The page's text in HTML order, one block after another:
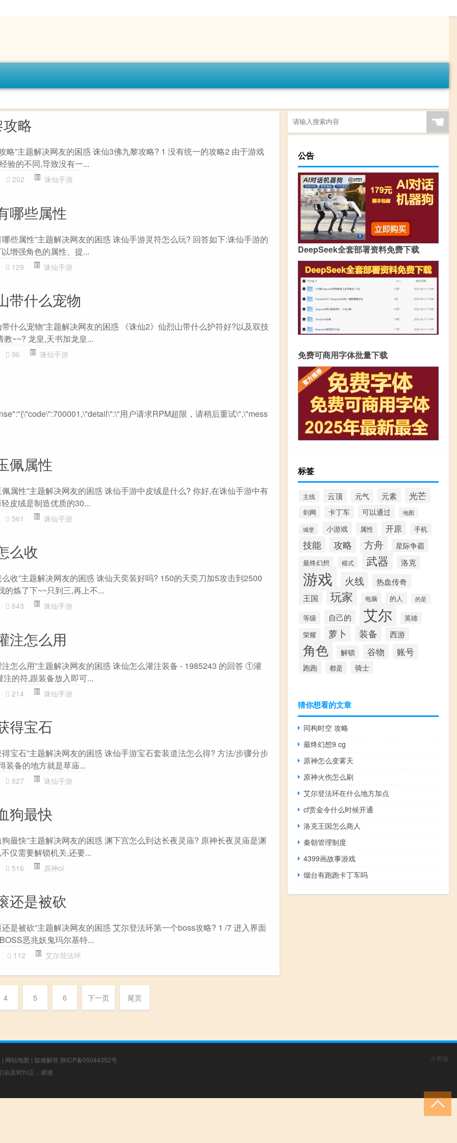
略
略”主题解决网友的困惑 诛仙3佛九黎攻略? 1 没有统一的攻略2 由于游戏
验的不同,导致没有一...
202 诛仙手游
哪些属性
些属性”主题解决网友的困惑 诛仙手游灵符怎么玩? 回答如下:诛仙手游的
增强角色的属性、提...
129 诛仙手游
带什么宠物
什么宠物”主题解决网友的困惑 《诛仙2》仙烈山带什么护符好?以及双技
~~? 龙皇,天书加龙皇...
96 诛仙手游
用户请求RPM超限，请稍后重试\",\"mess
佩属性
属性”主题解决网友的困惑 诛仙手游中皮绒是什么? 你好,在诛仙手游中有
皮绒是制造优质的30...
561 诛仙手游
么收
收”主题解决网友的困惑 诛仙天奕装好吗? 150的天奕刀加5攻击到2500
的炼了下~~只到三,再上不...
643 诛仙手游
注怎么用
怎么用”主题解决网友的困惑 诛仙怎么灌注装备 - 1985243 的回答 ①灌
的符,跟装备放入即可...
214 诛仙手游
得宝石
宝石”主题解决网友的困惑 诛仙手游宝石套装道法怎么得? 方法/步骤分步
装备的地方就是草庙...
827 诛仙手游
狗最快
最快”主题解决网友的困惑 渊下宫怎么到达长夜灵庙? 原神长夜灵庙是渊
仅需要解锁机关,还要...
516 原神ol
还是被砍
是被砍”主题解决网友的困惑 艾尔登法环第一个boss攻略? 1 /7 进入界面
恶兆妖鬼玛尔基特...
112 艾尔登法环
4 5 6 下一页 尾页
☚
公告
DeepSeek全套部署资料免费下载
免费可商用字体批量下载
标签
主线 云顶 元气 元素 光芒
剑网 卡丁车 可以通过 地图
城堡 小游戏 属性 开原 手机
技能 攻略 方舟 星际争霸
最终幻想 模式 武器 洛克
游戏 火线 热血传奇
王国 玩家 电脑 的人 的是
等级 自己的 艾尔 英雄
荣耀 萝卜 装备 西游
角色 解锁 谷物 账号
跑跑 都是 骑士
猜你想看的文章
同构时空 攻略
最终幻想9 cg
原神怎么变雾天
原神火伤怎么刷
艾尔登法环在什么地方加点
cf赏金令什么时候开通
洛克王国怎么商人
秦朝管理制度
4399画故事游戏
烟台有跑跑卡丁车吗
| 网站地图 | 疑难解答 陕ICP备05044352号
会及时纠正，谢谢
小男孩